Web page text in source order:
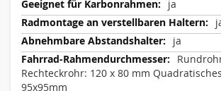
ja
ja
Rechteckrohr: 120 x 80 mm
95x95mm